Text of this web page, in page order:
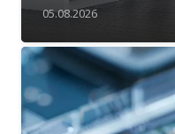
05.08.2026